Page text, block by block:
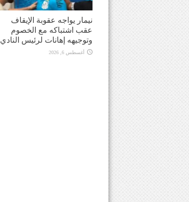
نيمار يواجه عقوبة الإيقاف
عقب اشتباكه مع الخصوم
وتوجيهه إهانات لرئيس النادي
أغسطس 6, 2026